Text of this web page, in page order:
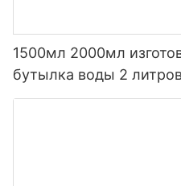
1500мл 2000мл
бутылка воды 2
градиента соломы с